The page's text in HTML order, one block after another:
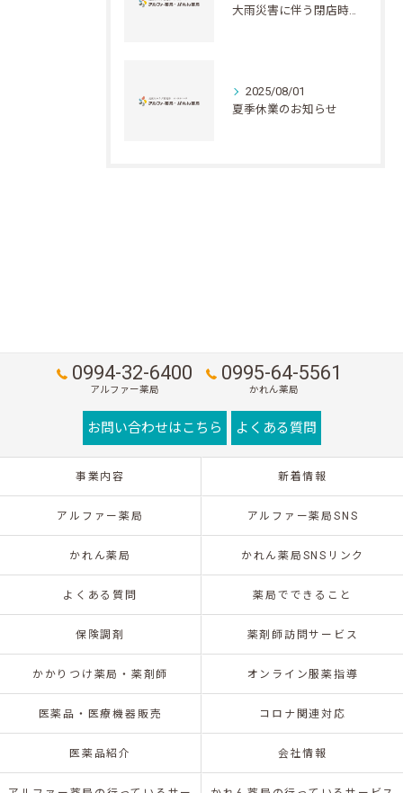
大雨災害に伴う閉店時間繰り上げのお知らせ
2025/08/01
夏季休業のお知らせ
0994-32-6400
アルファー薬局
0995-64-5561
かれん薬局
お問い合わせはこちら よくある質問
事業内容 新着情報
アルファー薬局 アルファー薬局SNS
かれん薬局 かれん薬局SNSリンク
よくある質問 薬局でできること
保険調剤 薬剤師訪問サービス
かかりつけ薬局・薬剤師 オンライン服薬指導
医薬品・医療機器販売 コロナ関連対応
医薬品紹介 会社情報